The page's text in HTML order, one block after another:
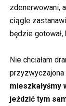
zdenerwowani,
ciągle
będzie
Nie chciałam
mieszkałyśmy
jeździć tym